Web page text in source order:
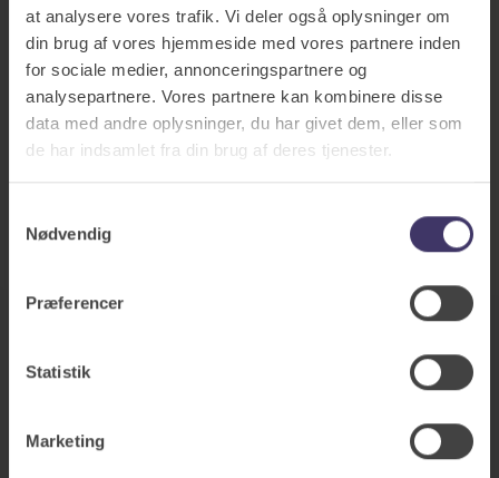
at analysere vores trafik. Vi deler også oplysninger om
din brug af vores hjemmeside med vores partnere inden
for sociale medier, annonceringspartnere og
analysepartnere. Vores partnere kan kombinere disse
data med andre oplysninger, du har givet dem, eller som
de har indsamlet fra din brug af deres tjenester.
Nødvendig
Præferencer
Statistik
Marketing
Alle forsikringer